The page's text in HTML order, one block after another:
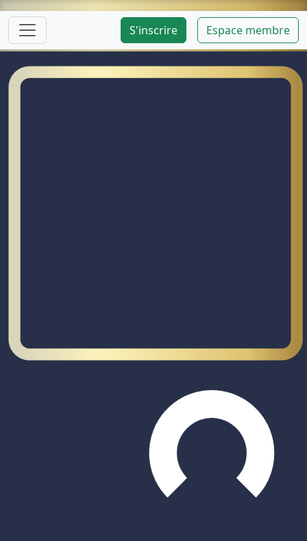
S'inscrire Espace membre